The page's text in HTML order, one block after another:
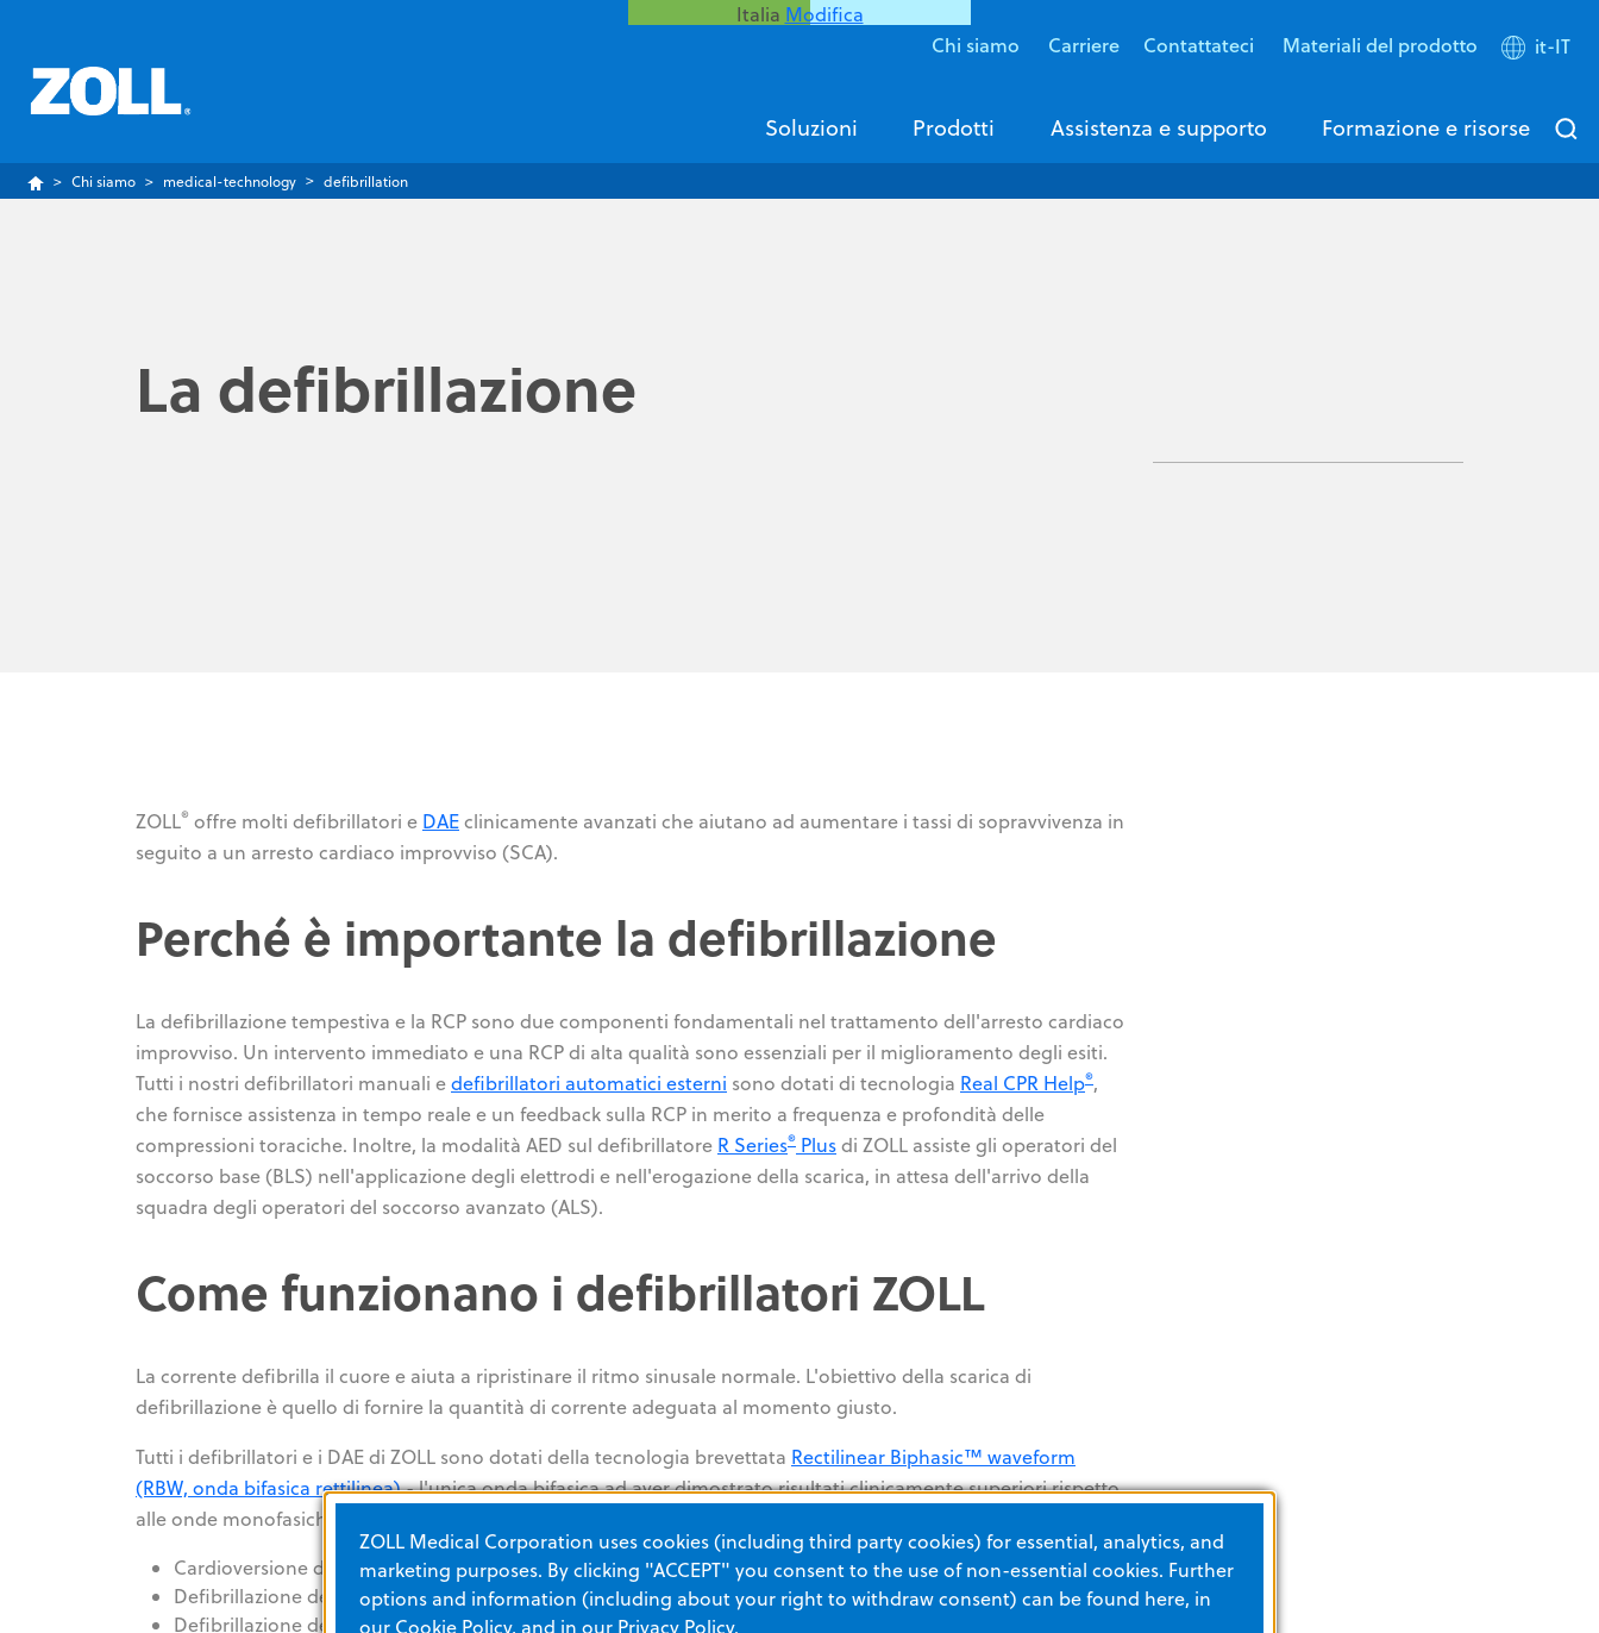
Italia Modifica
Chi siamo Carriere Contattateci Materiali del prodotto it-IT
Soluzioni Prodotti Assistenza e supporto Formazione e risorse
Chi siamo medical-technology defibrillation
La defibrillazione
ZOLL® offre molti defibrillatori e DAEclinicamente avanzati che aiutano ad aumentare i tassi di sopravvivenza in
seguito a un arresto cardiaco improvviso (SCA).
Perché è importante la defibrillazione
La defibrillazione tempestiva e la RCP sono due componenti fondamentali nel trattamento dell'arresto cardiaco
improvviso. Un intervento immediato e una RCP di alta qualità sono essenziali per il miglioramento degli esiti.
Tutti i nostri defibrillatori manuali edefibrillatori automatici esterni sono dotati di tecnologia Real CPR Help®,
che fornisce assistenza in tempo reale e un feedback sulla RCP in merito a frequenza e profondità delle
compressioni toraciche. Inoltre, la modalità AED sul defibrillatore R Series® Plusdi ZOLL assiste gli operatori del
soccorso base (BLS) nell'applicazione degli elettrodi e nell'erogazione della scarica, in attesa dell'arrivo della
squadra degli operatori del soccorso avanzato (ALS).
Come funzionano i defibrillatori ZOLL
La corrente defibrilla il cuore e aiuta a ripristinare il ritmo sinusale normale. L'obiettivo della scarica di
defibrillazione è quello di fornire la quantità di corrente adeguata al momento giusto.
Tutti i defibrillatori e i DAE di ZOLL sono dotati della tecnologia brevettata Rectilinear Biphasic™ waveform
(RBW, onda bifasica rettilinea)- l'unica onda bifasica ad aver dimostrato risultati clinicamente superiori rispetto
alle onde monofasiche in caso di:
Cardioversione della fibrillazione atriale
Defibrillazione della fibrillazione ventricolare nei pazienti ad alta impedenza
Defibrillazione della fibrillazione ventricolare in caso di arresto cardiaco extra ospedaliero in ambiente
ZOLL Medical Corporation uses cookies (including third party cookies) for essential, analytics, and
marketing purposes. By clicking "ACCEPT" you consent to the use of non-essential cookies. Further
options and information (including about your right to withdraw consent) can be found here, in
our Cookie Policy, and in our Privacy Policy.